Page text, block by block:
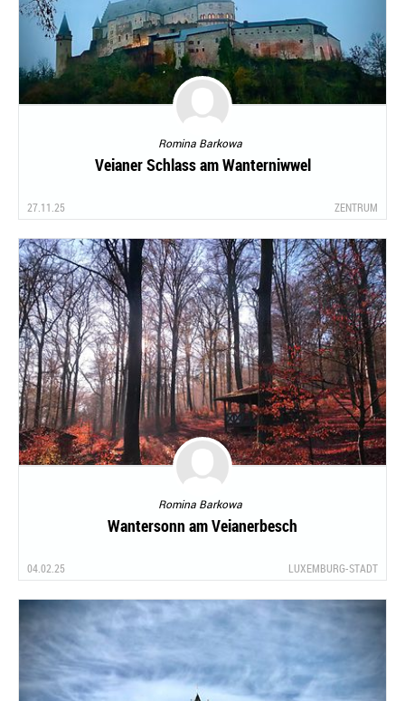
Romina Barkowa
Veianer Schlass am Wanterniwwel
27.11.25 ZENTRUM
Romina Barkowa
Wantersonn am Veianerbesch
04.02.25 LUXEMBURG-STADT